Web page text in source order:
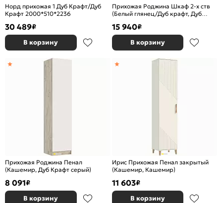
Норд прихожая 1 Дуб Крафт/Дуб
Крафт 2000*510*2236
30 489₽
В корзину
Прихожая Роджина Шкаф 2-х ств
(Белый глянец/Дуб крафт, Дуб
15 940₽
В корзину
Прихожая Роджина Пенал
(Кашемир, Дуб Крафт серый)
8 091₽
В корзину
Ирис Прихожая Пенал закрытый
(Кашемир, Кашемир)
11 603₽
В корзину